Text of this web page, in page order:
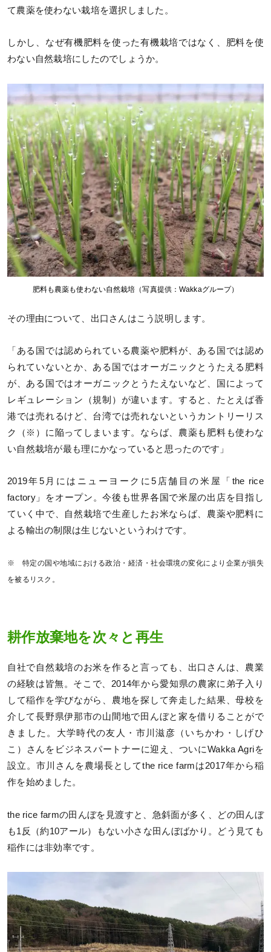
て農薬を使わない栽培を選択しました。
しかし、なぜ有機肥料を使った有機栽培ではなく、肥料を使
わない自然栽培にしたのでしょうか。
肥料も農薬も使わない自然栽培（写真提供：Wakkaグループ）
その理由について、出口さんはこう説明します。
「ある国では認められている農薬や肥料が、ある国では認め
られていないとか、ある国ではオーガニックとうたえる肥料
が、ある国ではオーガニックとうたえないなど、国によって
レギュレーション（規制）が違います。すると、たとえば香
港では売れるけど、台湾では売れないというカントリーリス
ク（※）に陥ってしまいます。ならば、農薬も肥料も使わな
い自然栽培が最も理にかなっていると思ったのです」
2019年5月にはニューヨークに5店舗目の米屋「the rice
factory」をオープン。今後も世界各国で米屋の出店を目指し
ていく中で、自然栽培で生産したお米ならば、農薬や肥料に
よる輸出の制限は生じないというわけです。
※ 特定の国や地域における政治・経済・社会環境の変化により企業が損失
を被るリスク。
耕作放棄地を次々と再生
自社で自然栽培のお米を作ると言っても、出口さんは、農業
の経験は皆無。そこで、2014年から愛知県の農家に弟子入り
して稲作を学びながら、農地を探して奔走した結果、母校を
介して長野県伊那市の山間地で田んぼと家を借りることがで
きました。大学時代の友人・市川滋彦（いちかわ・しげひ
こ）さんをビジネスパートナーに迎え、ついにWakka Agriを
設立。市川さんを農場長としてthe rice farmは2017年から稲
作を始めました。
the rice farmの田んぼを見渡すと、急斜面が多く、どの田んぼ
も1反（約10アール）もない小さな田んぼばかり。どう見ても
稲作には非効率です。